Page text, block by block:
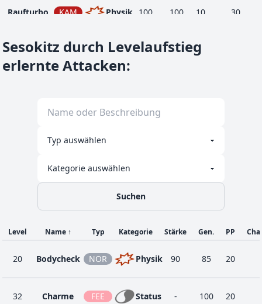
Raufturbo KAM Physik 100 100 10 30
Sesokitz durch Levelaufstieg
erlernte Attacken:
Suchen
Level Name ↑ Typ Kategorie Stärke Gen. PP
20 Bodycheck NOR Physik 90 85 20
32 Charme FEE Status - 100 20